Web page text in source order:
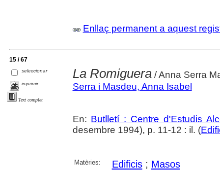
Enllaç permanent a aquest
15 / 67
seleccionar
imprimir
Text complet
La Romiguera/ Anna Serra
Serra i Masdeu, Anna Isabel
En: Butlletí : Centre d'Estudis
desembre 1994), p. 11-12 : il. (
Matèries: Edificis; Masos